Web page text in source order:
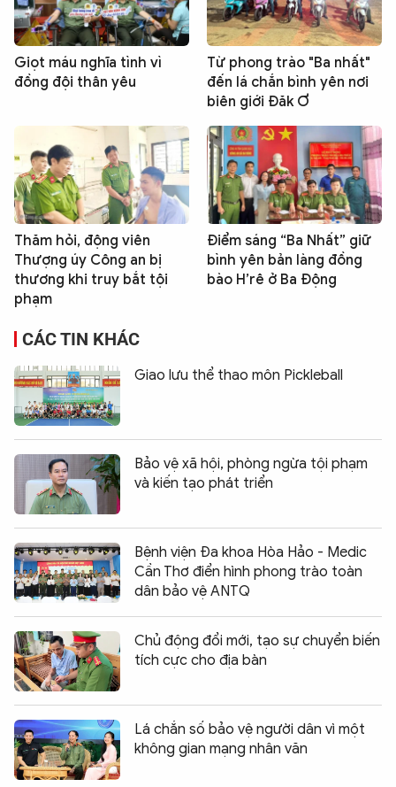
Giọt máu nghĩa tình vì
đồng đội thân yêu
Từ phong trào "Ba nhất"
đến lá chắn bình yên nơi
biên giới Đăk Ơ
Thăm hỏi, động viên
Thượng úy Công an bị
thương khi truy bắt tội
phạm
Điểm sáng “Ba Nhất” giữ
bình yên bản làng đồng
bào H’rê ở Ba Động
CÁC TIN KHÁC
Giao lưu thể thao môn Pickleball
Bảo vệ xã hội, phòng ngừa tội phạm
và kiến tạo phát triển
Bệnh viện Đa khoa Hòa Hảo - Medic
Cần Thơ điển hình phong trào toàn
dân bảo vệ ANTQ
Chủ động đổi mới, tạo sự chuyển biến
tích cực cho địa bàn
Lá chắn số bảo vệ người dân vì một
không gian mạng nhân văn